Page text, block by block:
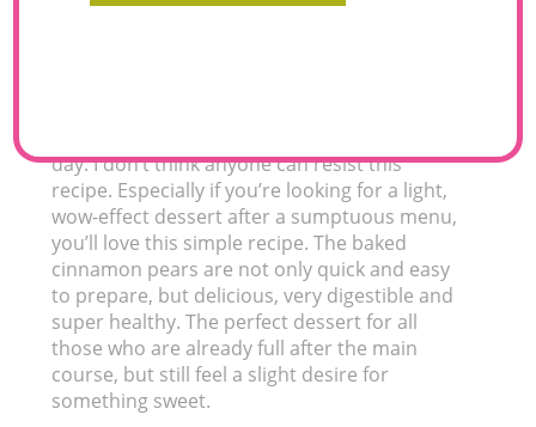
day. I don’t think anyone can resist this
recipe. Especially if you’re looking for a light,
wow-effect dessert after a sumptuous menu,
you’ll love this simple recipe. The baked
cinnamon pears are not only quick and easy
to prepare, but delicious, very digestible and
super healthy. The perfect dessert for all
those who are already full after the main
course, but still feel a slight desire for
something sweet.